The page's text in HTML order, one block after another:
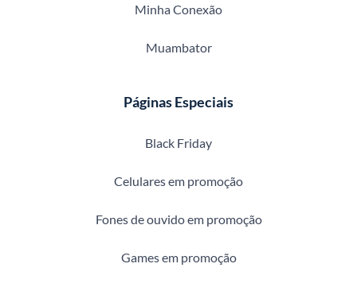
Minha Conexão
Muambator
Páginas Especiais
Black Friday
Celulares em promoção
Fones de ouvido em promoção
Games em promoção